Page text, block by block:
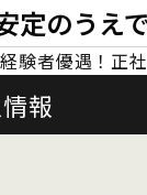
定のうえ
験者優遇！正
報